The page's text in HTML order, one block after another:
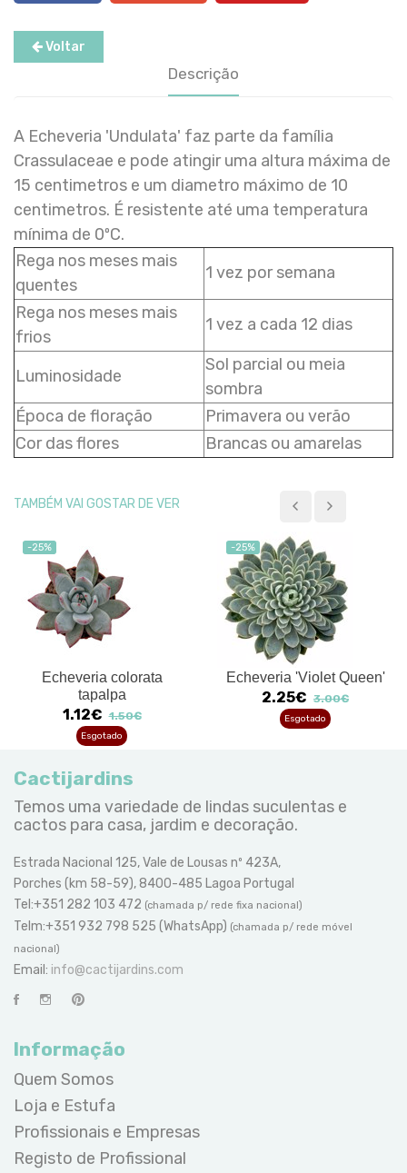
Voltar
Descrição
A Echeveria 'Undulata' faz parte da família
Crassulaceae e pode atingir uma altura máxima de
15 centimetros e um diametro máximo de 10
centimetros. É resistente até uma temperatura
mínima de 0ºC.
Rega nos meses mais
quentes
1 vez por semana
Rega nos meses mais
frios
1 vez a cada 12 dias
Luminosidade
Sol parcial ou meia
sombra
Época de floração
Primavera ou verão
Cor das flores
Brancas ou amarelas
TAMBÉM VAI GOSTAR DE VER
-25%
Echeveria colorata
tapalpa
1.12€ 1.50€
Esgotado
-25%
Echeveria 'Violet Queen'
2.25€ 3.00€
Esgotado
Cactijardins
Temos uma variedade de lindas suculentas e
cactos para casa, jardim e decoração.
Estrada Nacional 125, Vale de Lousas nº 423A,
Porches (km 58-59), 8400-485 Lagoa Portugal
Tel:+351 282 103 472 (chamada p/ rede fixa nacional)
Telm:+351 932 798 525 (WhatsApp) (chamada p/ rede móvel
nacional)
Email: info@cactijardins.com
Informação
Quem Somos
Loja e Estufa
Profissionais e Empresas
Registo de Profissional